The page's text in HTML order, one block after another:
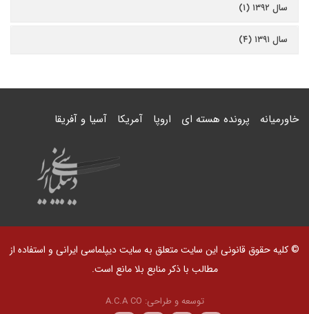
سال ۱۳۹۲ (۱)
سال ۱۳۹۱ (۴)
خاورمیانه پرونده هسته ای اروپا آمریکا آسیا و آفریقا
© کلیه حقوق قانونی این سایت متعلق به سایت دیپلماسی ایرانی و استفاده از
مطالب با ذکر منابع بلا مانع است.
توسعه و طراحی: A.C.A CO